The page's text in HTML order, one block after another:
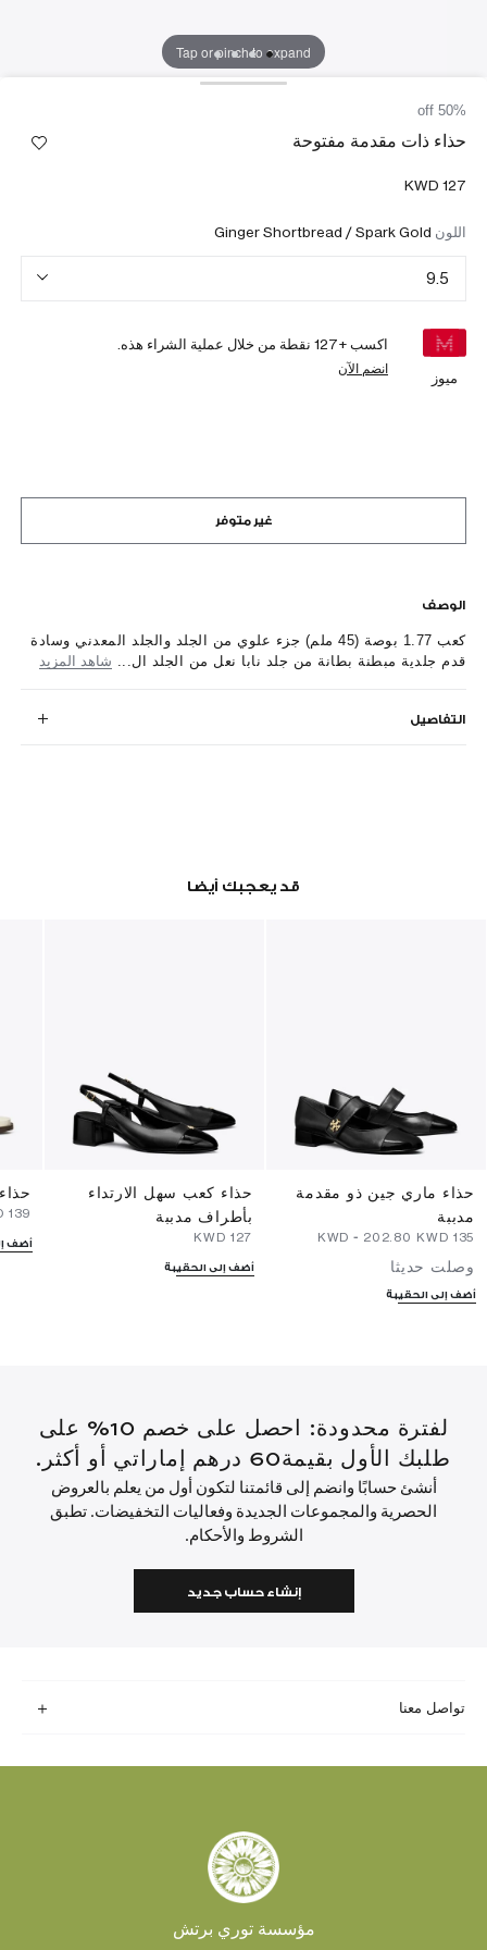
Tap or pinch to expand
50% off
حذاء ذات مقدمة مفتوحة
اللون Ginger Shortbread / Spark Gold
9.5
ميوز
اكسب +127 نقطة من خلال عملية الشراء هذه.
انضم الآن
غير متوفر
الوصف
كعب 1.77 بوصة (45 ملم) جزء علوي من الجلد والجلد المعدني وسادة
قدم جلدية مبطنة بطانة من جلد نابا نعل من الجلد ال... شاهد المزيد
التفاصيل
قد يعجبك أيضا
حذاء ماري جين ذو مقدمة
مدببة
- ⁦202.80⁩ KWD
وصلت حديثا
أضف إلى الحقيبة
حذاء كعب سهل الارتداء
بأطراف مدببة
أضف إلى الحقيبة
أضف
لفترة محدودة: احصل على خصم 10% على
طلبك الأول بقيمة60 درهم إماراتي أو أكثر.
أنشئ حسابًا وانضم إلى قائمتنا لتكون أول من يعلم بالعروض
الحصرية والمجموعات الجديدة وفعاليات التخفيضات. تطبق
الشروط والأحكام.
إنشاء حساب جديد
تواصل معنا
مؤسسة توري برتش